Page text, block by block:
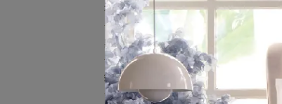
枕芯被品
寢飾配件
好眠情報站